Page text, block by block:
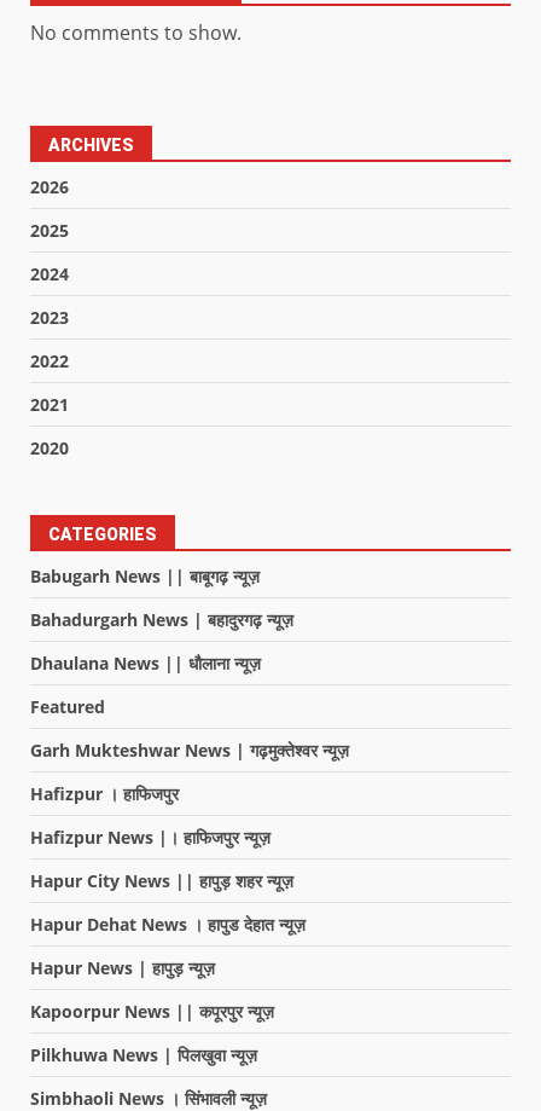
No comments to show.
ARCHIVES
2026
2025
2024
2023
2022
2021
2020
CATEGORIES
Babugarh News || बाबूगढ़ न्यूज़
Bahadurgarh News | बहादुरगढ़ न्यूज़
Dhaulana News || धौलाना न्यूज़
Featured
Garh Mukteshwar News | गढ़मुक्तेश्वर न्यूज़
Hafizpur । हाफिजपुर
Hafizpur News |। हाफिजपुर न्यूज़
Hapur City News || हापुड़ शहर न्यूज़
Hapur Dehat News । हापुड देहात न्यूज़
Hapur News | हापुड़ न्यूज़
Kapoorpur News || कपूरपुर न्यूज़
Pilkhuwa News | पिलखुवा न्यूज़
Simbhaoli News । सिंभावली न्यूज़